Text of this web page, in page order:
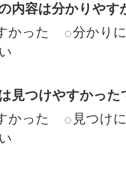
内容は分かりやす
かった
分かり
見つけやすかった
かった
見つけ